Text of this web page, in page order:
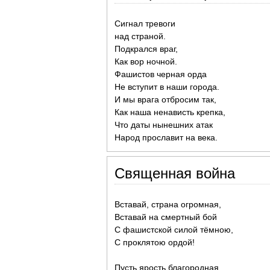
Сигнал тревоги
над страной.
Подкрался враг,
Как вор ночной.
Фашистов черная орда
Не вступит в наши города.
И мы врага отбросим так,
Как наша ненависть крепка,
Что даты нынешних атак
Народ прославит на века.
Священная война
Вставай, страна огромная,
Вставай на смертный бой
С фашистской силой тёмною,
С проклятою ордой!
Пусть ярость благородная